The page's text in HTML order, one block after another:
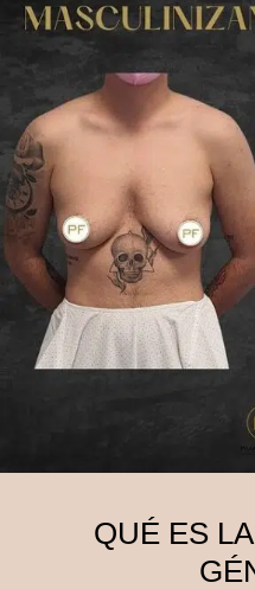
QUÉ ES